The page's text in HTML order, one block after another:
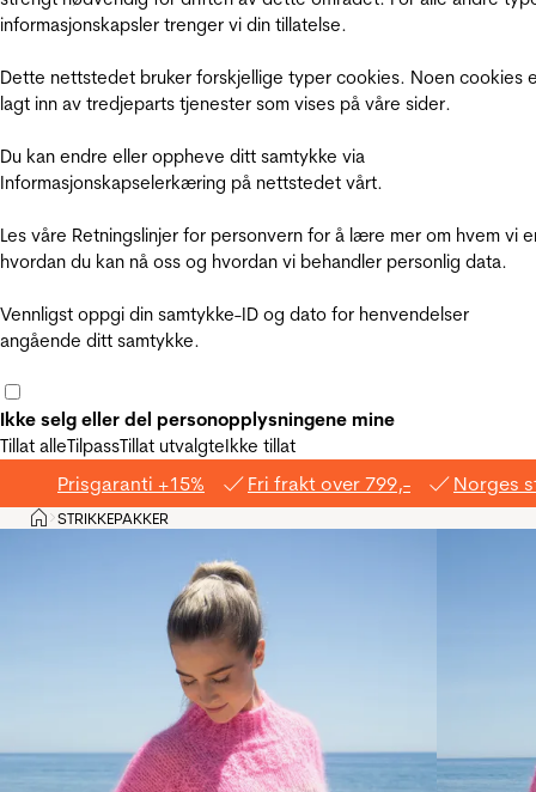
informasjonskapsler trenger vi din tillatelse.
Dette nettstedet bruker forskjellige typer cookies. Noen cookies
lagt inn av tredjeparts tjenester som vises på våre sider.
Du kan endre eller oppheve ditt samtykke via
Informasjonskapselerkæring på nettstedet vårt.
Les våre Retningslinjer for personvern for å lære mer om hvem vi
hvordan du kan nå oss og hvordan vi behandler personlig data.
Vennligst oppgi din samtykke-ID og dato for henvendelser
angående ditt samtykke.
Ikke selg eller del personopplysningene mine
Tillat alleTilpassTillat utvalgteIkke tillat
Prisgaranti +15% Fri frakt over 799,- Norges
Hjem
>STRIKKEPAKKER